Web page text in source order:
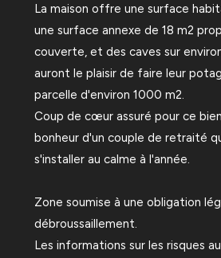
La maison offre une surface
une surface annexe de 18 m2
couverte, et des caves sur
auront le plaisir de faire leur
parcelle d'environ 1000 m2.
Coup de cœur assuré pour ce
bonheur d'un couple de retraité
s'installer au calme à l'année.
Zone soumise à une obligation
débroussaillement.
Les informations sur les risques